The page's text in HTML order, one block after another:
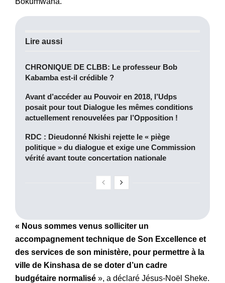
Lire aussi
CHRONIQUE DE CLBB: Le professeur Bob
Kabamba est-il crédible ?
Avant d’accéder au Pouvoir en 2018, l’Udps
posait pour tout Dialogue les mêmes conditions
actuellement renouvelées par l’Opposition !
RDC : Dieudonné Nkishi rejette le « piège
politique » du dialogue et exige une Commission
vérité avant toute concertation nationale
« Nous sommes venus solliciter un
accompagnement technique de Son Excellence et
des services de son ministère, pour permettre à la
ville de Kinshasa de se doter d’un cadre
budgétaire normalisé », a déclaré Jésus-Noël Sheke.